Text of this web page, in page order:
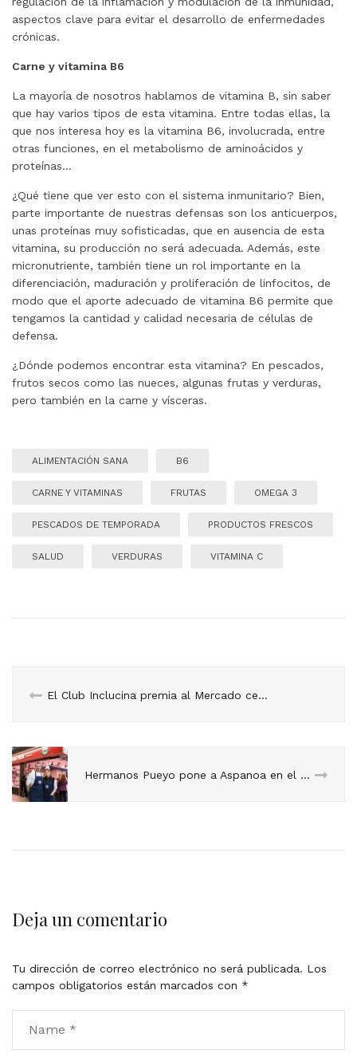
aspectos clave para evitar el desarrollo de enfermedades
crónicas.
Carne y vitamina B6
La mayoría de nosotros hablamos de vitamina B, sin saber
que hay varios tipos de esta vitamina. Entre todas ellas, la
que nos interesa hoy es la vitamina B6, involucrada, entre
otras funciones, en el metabolismo de aminoácidos y
proteínas…
¿Qué tiene que ver esto con el sistema inmunitario? Bien,
parte importante de nuestras defensas son los anticuerpos,
unas proteínas muy sofisticadas, que en ausencia de esta
vitamina, su producción no será adecuada. Además, este
micronutriente, también tiene un rol importante en la
diferenciación, maduración y proliferación de linfocitos, de
modo que el aporte adecuado de vitamina B6 permite que
tengamos la cantidad y calidad necesaria de células de
defensa.
¿Dónde podemos encontrar esta vitamina? En pescados,
frutos secos como las nueces, algunas frutas y verduras,
pero también en la carne y vísceras.
ALIMENTACIÓN SANA B6
CARNE Y VITAMINAS FRUTAS OMEGA 3
PESCADOS DE TEMPORADA PRODUCTOS FRESCOS
SALUD VERDURAS VITAMINA C
El Club Inclucina premia al Mercado central por su compromiso con los talleres de cocina inclusiva.
Hermanos Pueyo pone a Aspanoa en el punto de mira.
Deja un comentario
Tu dirección de correo electrónico no será publicada. Los
campos obligatorios están marcados con *